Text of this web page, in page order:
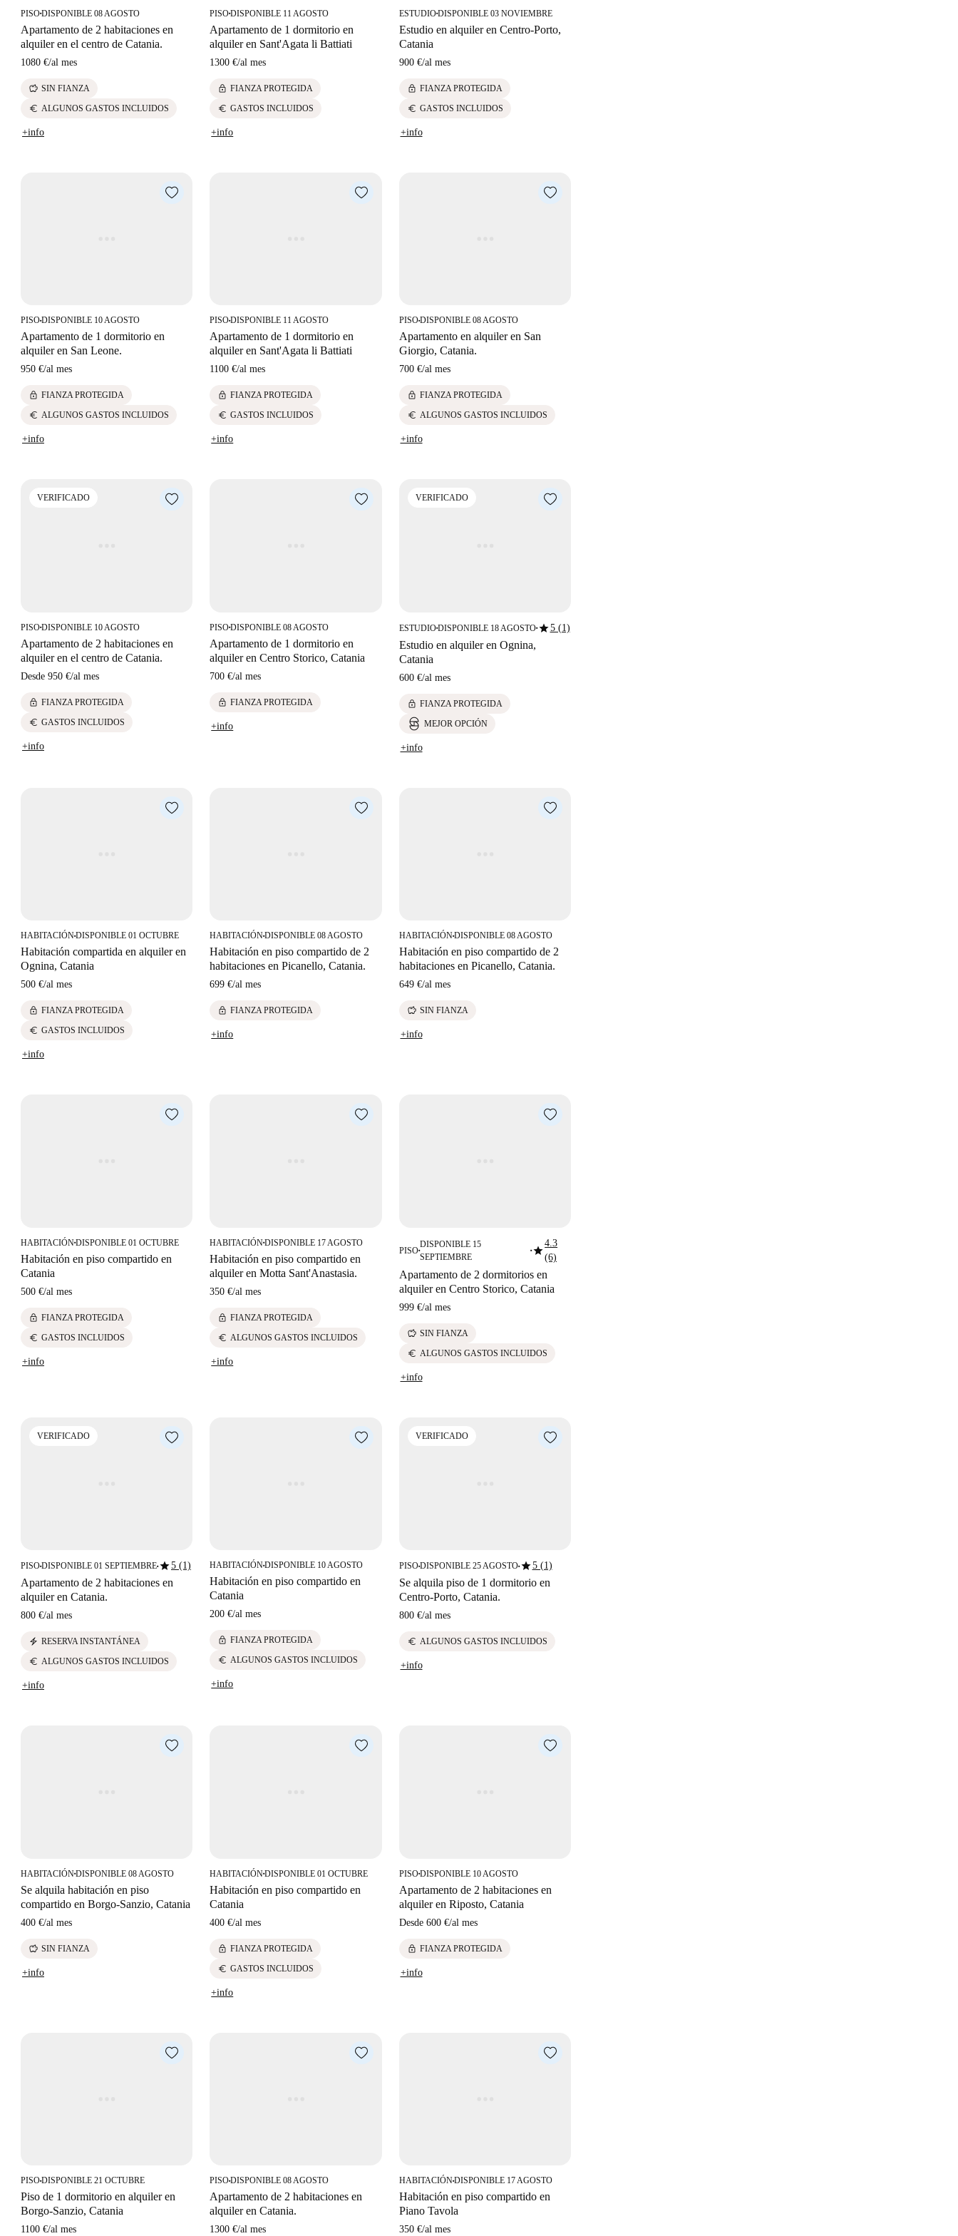
PISO■DISPONIBLE 08 AGOSTO
Apartamento de 2 habitaciones en
alquiler en el centro de Catania.
1080 €/al mes
savings SIN FIANZA
euro ALGUNOS GASTOS INCLUIDOS
+info
PISO■DISPONIBLE 11 AGOSTO
Apartamento de 1 dormitorio en
alquiler en Sant'Agata li Battiati
1300 €/al mes
lock FIANZA PROTEGIDA
euro GASTOS INCLUIDOS
+info
ESTUDIO■DISPONIBLE 03 NOVIEMBRE
Estudio en alquiler en Centro-Porto,
Catania
900 €/al mes
lock FIANZA PROTEGIDA
euro GASTOS INCLUIDOS
+info
PISO■DISPONIBLE 10 AGOSTO
Apartamento de 1 dormitorio en
alquiler en San Leone.
950 €/al mes
lock FIANZA PROTEGIDA
euro ALGUNOS GASTOS INCLUIDOS
+info
PISO■DISPONIBLE 11 AGOSTO
Apartamento de 1 dormitorio en
alquiler en Sant'Agata li Battiati
1100 €/al mes
lock FIANZA PROTEGIDA
euro GASTOS INCLUIDOS
+info
PISO■DISPONIBLE 08 AGOSTO
Apartamento en alquiler en San
Giorgio, Catania.
700 €/al mes
lock FIANZA PROTEGIDA
euro ALGUNOS GASTOS INCLUIDOS
+info
VERIFICADO
PISO■DISPONIBLE 10 AGOSTO
Apartamento de 2 habitaciones en
alquiler en el centro de Catania.
Desde 950 €/al mes
lock FIANZA PROTEGIDA
euro GASTOS INCLUIDOS
+info
PISO■DISPONIBLE 08 AGOSTO
Apartamento de 1 dormitorio en
alquiler en Centro Storico, Catania
700 €/al mes
lock FIANZA PROTEGIDA
+info
VERIFICADO
ESTUDIO■DISPONIBLE 18 AGOSTO■star5 (1)
Estudio en alquiler en Ognina,
Catania
600 €/al mes
lock FIANZA PROTEGIDA
MEJOR OPCIÓN
+info
HABITACIÓN■DISPONIBLE 01 OCTUBRE
Habitación compartida en alquiler en
Ognina, Catania
500 €/al mes
lock FIANZA PROTEGIDA
euro GASTOS INCLUIDOS
+info
HABITACIÓN■DISPONIBLE 08 AGOSTO
Habitación en piso compartido de 2
habitaciones en Picanello, Catania.
699 €/al mes
lock FIANZA PROTEGIDA
+info
HABITACIÓN■DISPONIBLE 08 AGOSTO
Habitación en piso compartido de 2
habitaciones en Picanello, Catania.
649 €/al mes
savings SIN FIANZA
+info
HABITACIÓN■DISPONIBLE 01 OCTUBRE
Habitación en piso compartido en
Catania
500 €/al mes
lock FIANZA PROTEGIDA
euro GASTOS INCLUIDOS
+info
HABITACIÓN■DISPONIBLE 17 AGOSTO
Habitación en piso compartido en
alquiler en Motta Sant'Anastasia.
350 €/al mes
lock FIANZA PROTEGIDA
euro ALGUNOS GASTOS INCLUIDOS
+info
PISO■
DISPONIBLE 15
SEPTIEMBRE
■star4.3
(6)
Apartamento de 2 dormitorios en
alquiler en Centro Storico, Catania
999 €/al mes
savings SIN FIANZA
euro ALGUNOS GASTOS INCLUIDOS
+info
VERIFICADO
PISO■DISPONIBLE 01 SEPTIEMBRE■star5 (1)
Apartamento de 2 habitaciones en
alquiler en Catania.
800 €/al mes
electric_bolt RESERVA INSTANTÁNEA
euro ALGUNOS GASTOS INCLUIDOS
+info
HABITACIÓN■DISPONIBLE 10 AGOSTO
Habitación en piso compartido en
Catania
200 €/al mes
lock FIANZA PROTEGIDA
euro ALGUNOS GASTOS INCLUIDOS
+info
VERIFICADO
PISO■DISPONIBLE 25 AGOSTO■star5 (1)
Se alquila piso de 1 dormitorio en
Centro-Porto, Catania.
800 €/al mes
euro ALGUNOS GASTOS INCLUIDOS
+info
HABITACIÓN■DISPONIBLE 08 AGOSTO
Se alquila habitación en piso
compartido en Borgo-Sanzio, Catania
400 €/al mes
savings SIN FIANZA
+info
HABITACIÓN■DISPONIBLE 01 OCTUBRE
Habitación en piso compartido en
Catania
400 €/al mes
lock FIANZA PROTEGIDA
euro GASTOS INCLUIDOS
+info
PISO■DISPONIBLE 10 AGOSTO
Apartamento de 2 habitaciones en
alquiler en Riposto, Catania
Desde 600 €/al mes
lock FIANZA PROTEGIDA
+info
PISO■DISPONIBLE 21 OCTUBRE
Piso de 1 dormitorio en alquiler en
Borgo-Sanzio, Catania
1100 €/al mes
PISO■DISPONIBLE 08 AGOSTO
Apartamento de 2 habitaciones en
alquiler en Catania.
1300 €/al mes
HABITACIÓN■DISPONIBLE 17 AGOSTO
Habitación en piso compartido en
Piano Tavola
350 €/al mes